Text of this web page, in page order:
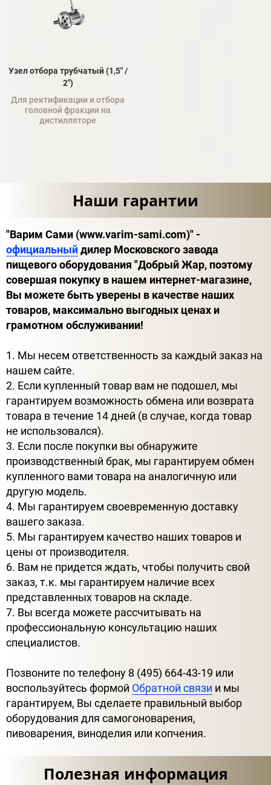
Узел отбора трубчатый (1,5" /
2")
Для ректификации и отбора
головной фракции на
дистилляторе
Наши гарантии
"Варим Сами (www.varim-sami.com)" -
официальныйдилер Московского завода
пищевого оборудования "Добрый Жар, поэтому
совершая покупку в нашем интернет-магазине,
Вы можете быть уверены в качестве наших
товаров, максимально выгодных ценах и
грамотном обслуживании!
1. Мы несем ответственность за каждый заказ на
нашем сайте.
2. Если купленный товар вам не подошел, мы
гарантируем возможность обмена или возврата
товара в течение 14 дней (в случае, когда товар
не использовался).
3. Если после покупки вы обнаружите
производственный брак, мы гарантируем обмен
купленного вами товара на аналогичную или
другую модель.
4. Мы гарантируем своевременную доставку
вашего заказа.
5. Мы гарантируем качество наших товаров и
цены от производителя.
6. Вам не придется ждать, чтобы получить свой
заказ, т.к. мы гарантируем наличие всех
представленных товаров на складе.
7. Вы всегда можете рассчитывать на
профессиональную консультацию наших
специалистов.
Позвоните по телефону 8 (495) 664-43-19 или
воспользуйтесь формой Обратной связи и мы
гарантируем, Вы сделаете правильный выбор
оборудования для самогоноварения,
пивоварения, виноделия или копчения.
Полезная информация